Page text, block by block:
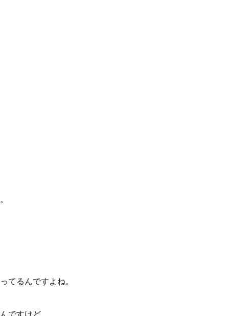
てるんですよね。